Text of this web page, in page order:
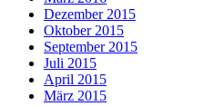
Dezember 2015
Oktober 2015
September 2015
Juli 2015
April 2015
März 2015